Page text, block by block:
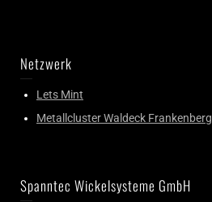
Netzwerk
Lets Mint
Metallcluster Waldeck Frankenberg
Spanntec Wickelsysteme GmbH